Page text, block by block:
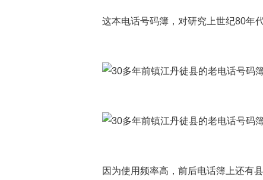
这本电话号码簿，对研究上世纪80年
因为使用频率高，前后电话簿上还有